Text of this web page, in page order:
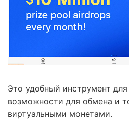
Это удобный инструмент
возможности для обмена и
виртуальными монетами.